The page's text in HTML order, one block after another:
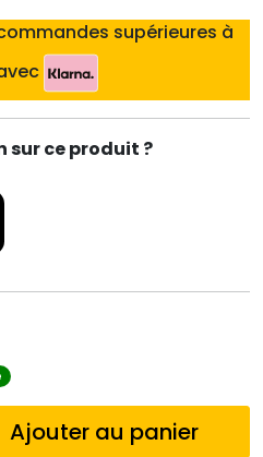
supérieures à
sur ce produit ?
Ajouter au panier